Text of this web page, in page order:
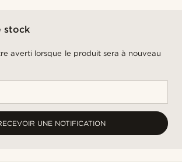
stock
averti lorsque le produit sera à nouveau
UNE NOTIFICATION